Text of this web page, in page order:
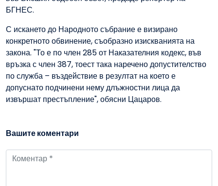
БГНЕС.
С искането до Народното събрание е визирано
конкретното обвинение, съобразно изискванията на
закона. "То е по член 285 от Наказателния кодекс, във
връзка с член 387, тоест така наречено допустителство
по служба – въздействие в резултат на което е
допуснато подчинени нему длъжностни лица да
извършат престъпление", обясни Цацаров.
Вашите коментари